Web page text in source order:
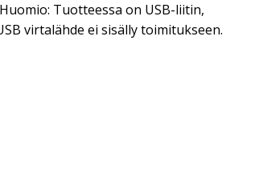
Tuotteessa on USB-liitin,
virtalähde ei sisälly toimitukseen.